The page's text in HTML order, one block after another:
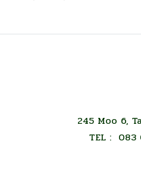
245 Moo 6,
TEL :